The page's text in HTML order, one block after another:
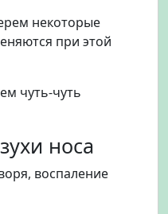
некоторые
при этой
чуть-чуть
носа
воспаление